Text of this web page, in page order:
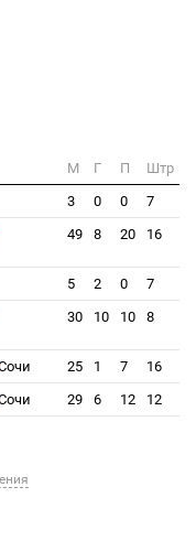
М Г П
Штр
3 0 0
7
49 8 20 16
5 2 0
7
30 10 10 8
25 1 7
16
29 6 12 12